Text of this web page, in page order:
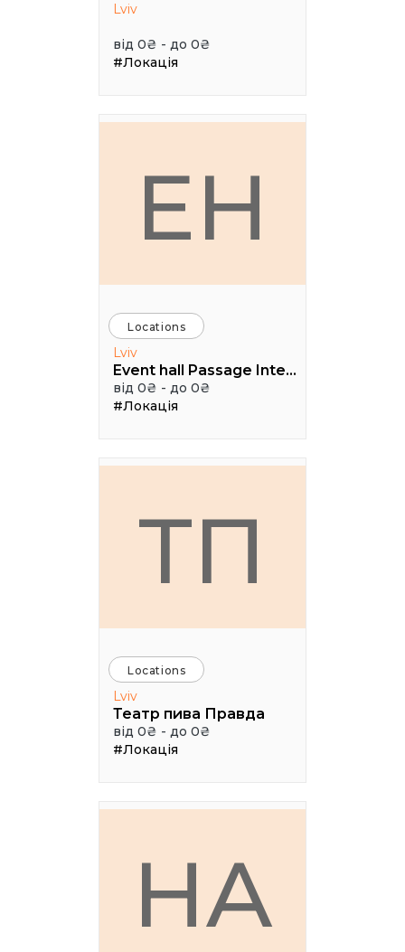
Lviv
від 0₴ - до 0₴
#Локація
EH
Locations
Lviv
Event hall Passage Interdit
від 0₴ - до 0₴
#Локація
ТП
Locations
Lviv
Театр пива Правда
від 0₴ - до 0₴
#Локація
HA